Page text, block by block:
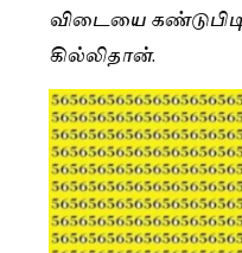
விடையை
கில்லிதான்.